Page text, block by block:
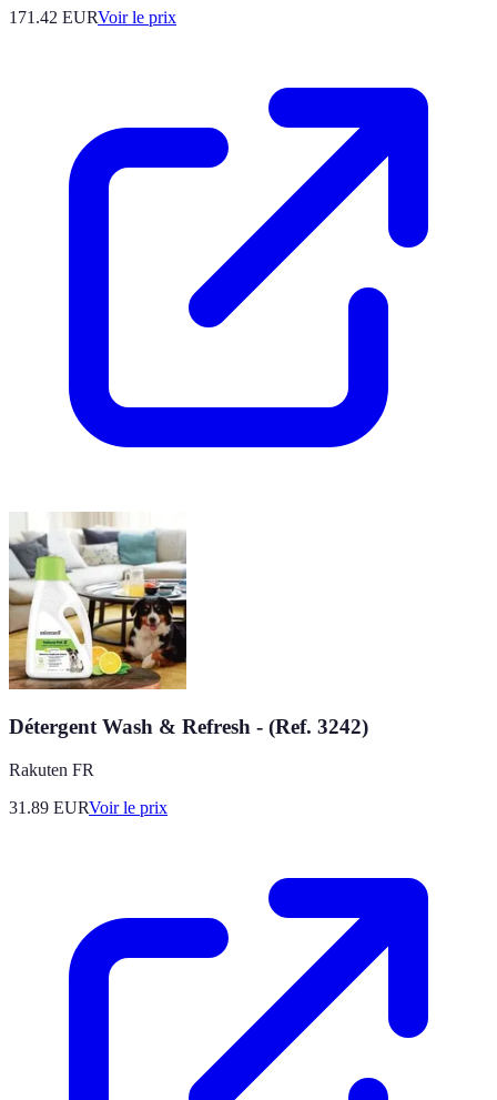
171.42 EURVoir le prix
Détergent Wash & Refresh - (Ref. 3242)
Rakuten FR
31.89 EURVoir le prix